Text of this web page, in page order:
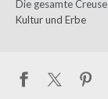
Die gesamte Creuse
Kultur und Erbe